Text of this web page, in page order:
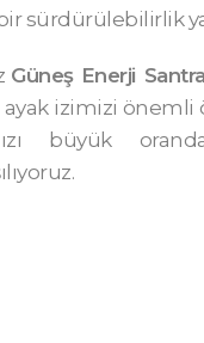
sürdürülebilirlik
Güneş Enerji
izimizi önemli
büyük